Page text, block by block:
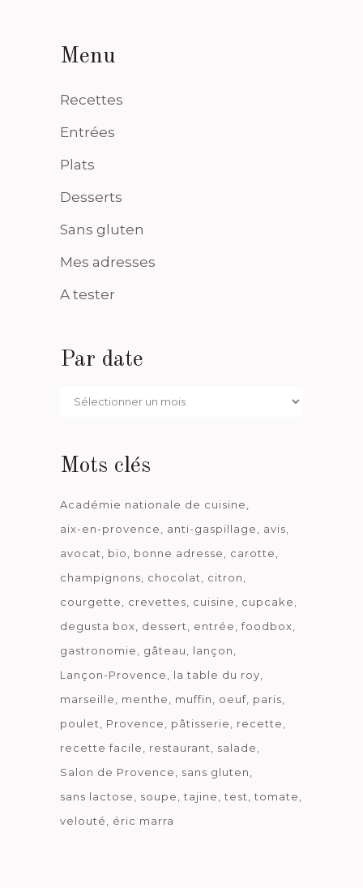
Menu
Recettes
Entrées
Plats
Desserts
Sans gluten
Mes adresses
A tester
Par date
Par
Mots clés
Académie nationale de cuisine
aix-en-provence
anti-gaspillage
avis
avocat
bio bonne adresse
carotte
champignons
chocolat
citron
courgette
crevettes cuisine
cupcake
degusta box
dessert entrée
foodbox
gastronomie
gâteau
lançon
Lançon-Provence
la table du roy
marseille
menthe muffin oeuf paris
poulet
Provence pâtisserie
recette
recette facile
restaurant
salade
Salon de Provence
sans gluten
sans lactose
soupe tajine test
tomate
velouté
éric marra